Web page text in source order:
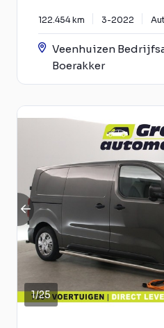
122.454 km 3-2022
Veenhuizen
Boerakker
1/25